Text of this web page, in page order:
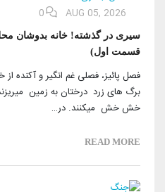
AUG 05, 2026
0
سیری در گذشته! خانه بدوشان
قسمت اول)
فصل پائیز، فصلی غم انگیر و آکنده
برگ های زرد درختان به زمین
خش خش میکنند. در…
READ MORE